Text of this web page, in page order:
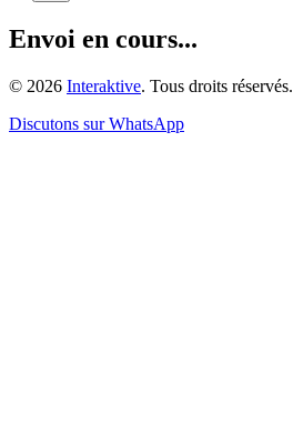
Envoi en cours...
© 2026 Interaktive. Tous droits réservés.
Discutons sur WhatsApp